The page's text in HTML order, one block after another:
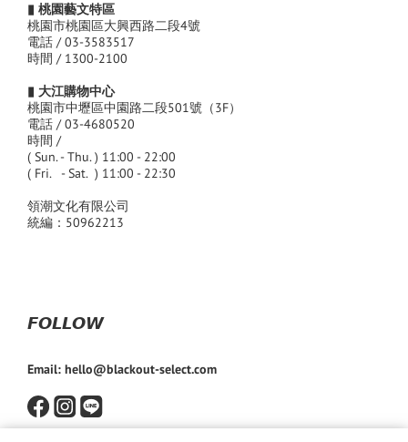
▮ 桃園藝文特區
桃園市桃園區大興西路二段4號
電話 / 03-3583517
時間 / 1300-2100
▮ 大江購物中心
桃園市中壢區中園路二段501號（3F）
電話 / 03-4680520
時間 /
( Sun. - Thu. ) 11:00 - 22:00
( Fri. - Sat. ) 11:00 - 22:30
領潮文化有限公司
統編：50962213
𝙁𝙊𝙇𝙇𝙊𝙒
Email: hello@blackout-select.com